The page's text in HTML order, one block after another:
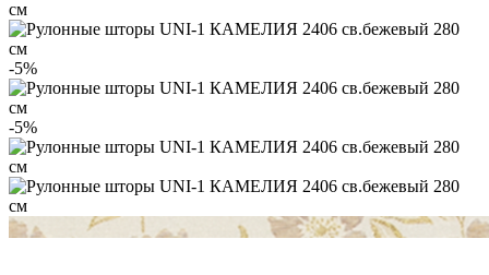
-5%
-5%